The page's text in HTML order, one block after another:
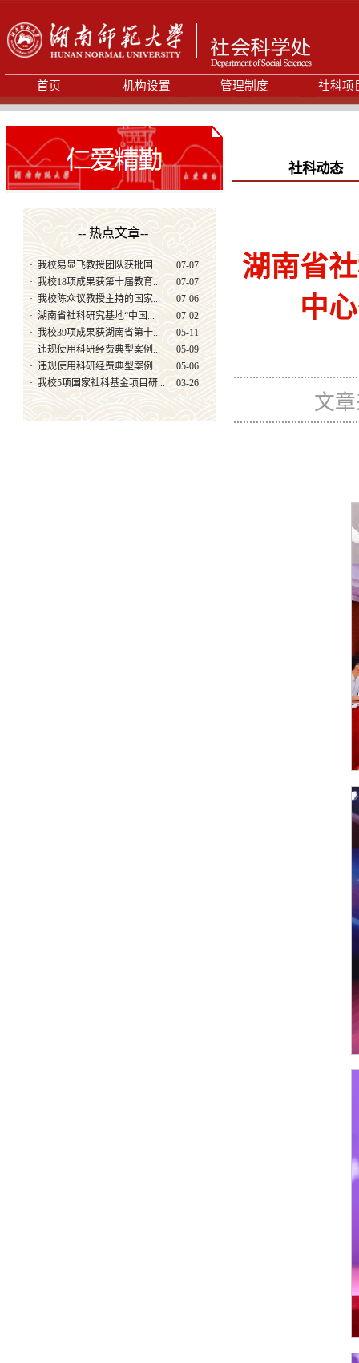
首页 机构设置 管理制度 社科项
-- 热点文章--
· 我校易显飞教授团队获批国...
07-07
· 我校18项成果获第十届教育...
07-07
· 我校陈众议教授主持的国家...
07-06
· 湖南省社科研究基地“中国...
07-02
· 我校39项成果获湖南省第十...
05-11
· 违规使用科研经费典型案例...
05-09
· 违规使用科研经费典型案例...
05-06
· 我校5项国家社科基金项目研... 03-26
社科动态
湖南省
中
文